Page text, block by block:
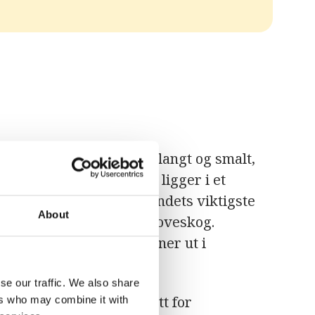
About
our traffic. We also share
who may combine it with
Afrika. Landet er langt og smalt,
øst og sør. Hele landet ligger i et
i midten. Elven er landets viktigste
av sump og mangroveskog.
i Guinea, og munner ut i
gjør landet svært utsatt for